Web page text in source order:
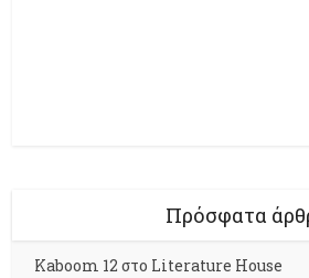
Πρόσφατα
Kaboom 12 στο Literature House